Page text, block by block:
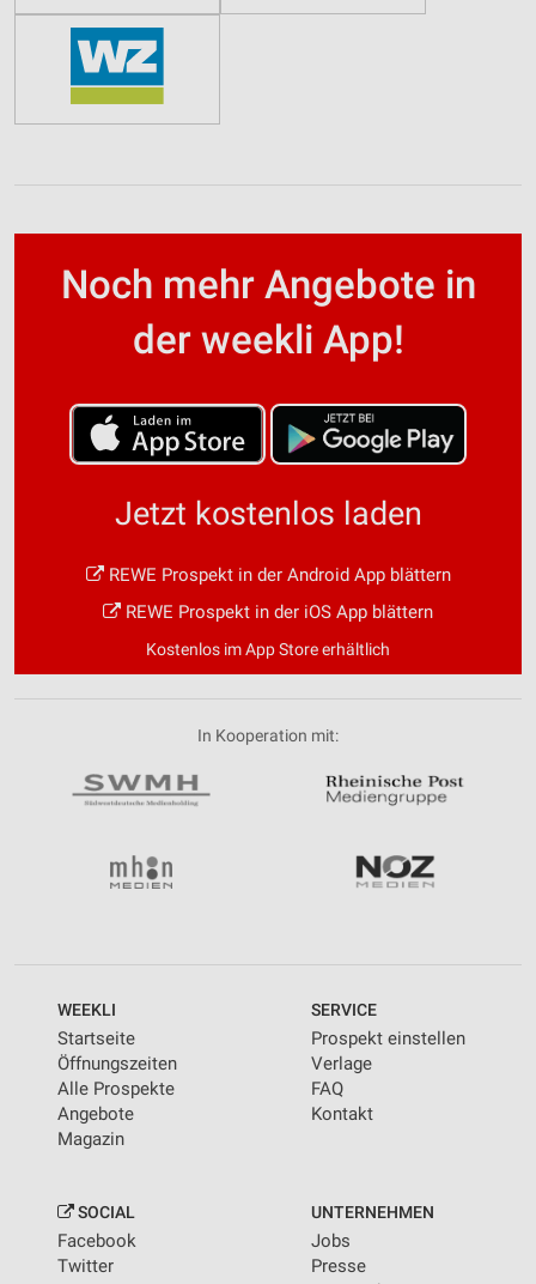
Noch mehr Angebote in
der weekli App!
Jetzt kostenlos laden
REWE Prospekt in der Android App blättern
REWE Prospekt in der iOS App blättern
Kostenlos im App Store erhältlich
In Kooperation mit:
WEEKLI
Startseite
Öffnungszeiten
Alle Prospekte
Angebote
Magazin
SERVICE
Prospekt einstellen
Verlage
FAQ
Kontakt
SOCIAL
Facebook
Twitter
UNTERNEHMEN
Jobs
Presse